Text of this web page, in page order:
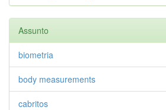
Assunto
biometria
body measurements
cabritos